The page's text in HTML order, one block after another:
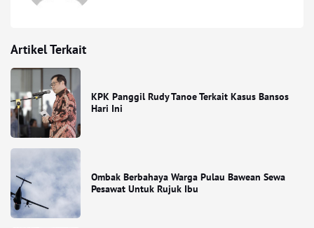
Artikel Terkait
KPK Panggil Rudy Tanoe Terkait Kasus Bansos
Hari Ini
Ombak Berbahaya Warga Pulau Bawean Sewa
Pesawat Untuk Rujuk Ibu